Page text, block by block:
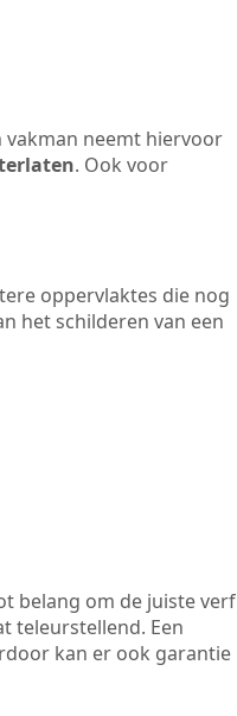
vakman neemt hiervoor
. Ook voor
oppervlaktes die nog
het schilderen van een
belang om de juiste verf
teleurstellend. Een
kan er ook garantie